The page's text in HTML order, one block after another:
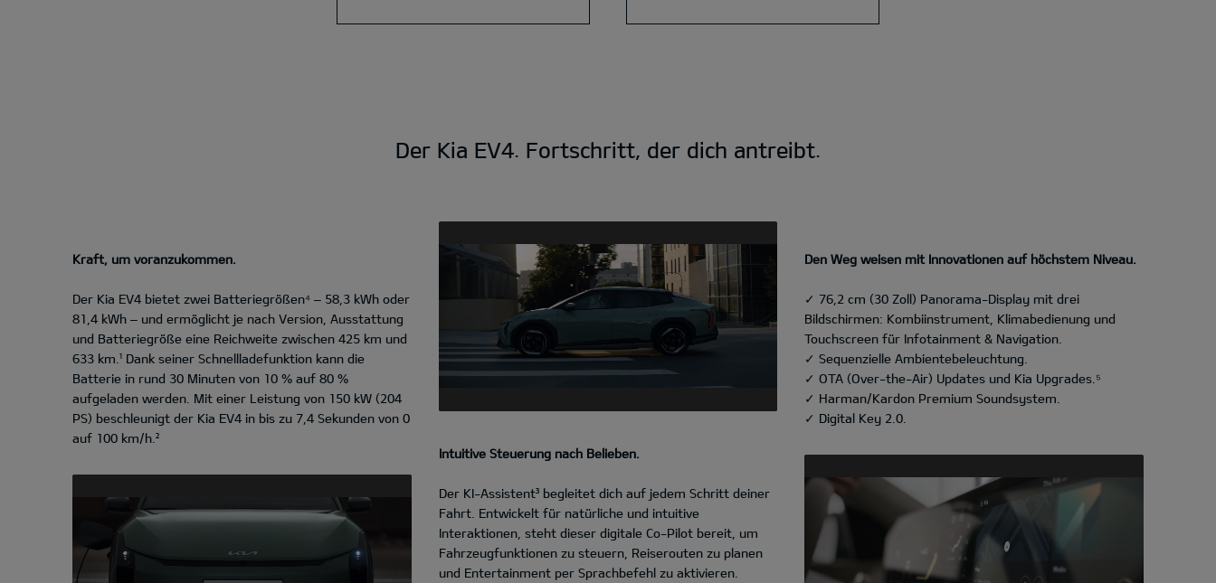
Der Kia EV4. Fortschritt, der dich antreibt.
Kraft, um voranzukommen.
Der Kia EV4 bietet zwei Batteriegrößen⁴ – 58,3 kWh oder
81,4 kWh – und ermöglicht je nach Version, Ausstattung
und Batteriegröße eine Reichweite zwischen 425 km und
633 km.¹ Dank seiner Schnellladefunktion kann die
Batterie in rund 30 Minuten von 10 % auf 80 %
aufgeladen werden. Mit einer Leistung von 150 kW (204
PS) beschleunigt der Kia EV4 in bis zu 7,4 Sekunden von 0
auf 100 km/h.²
Intuitive Steuerung nach Belieben.
Der KI-Assistent³ begleitet dich auf jedem Schritt deiner
Fahrt. Entwickelt für natürliche und intuitive
Interaktionen, steht dieser digitale Co-Pilot bereit, um
Fahrzeugfunktionen zu steuern, Reiserouten zu planen
und Entertainment per Sprachbefehl zu aktivieren.
Den Weg weisen mit Innovationen auf höchstem Niveau.
✓ 76,2 cm (30 Zoll) Panorama-Display mit drei
Bildschirmen: Kombiinstrument, Klimabedienung und
Touchscreen für Infotainment & Navigation.
✓ Sequenzielle Ambientebeleuchtung.
✓ OTA (Over-the-Air) Updates und Kia Upgrades.⁵
✓ Harman/Kardon Premium Soundsystem.
✓ Digital Key 2.0.